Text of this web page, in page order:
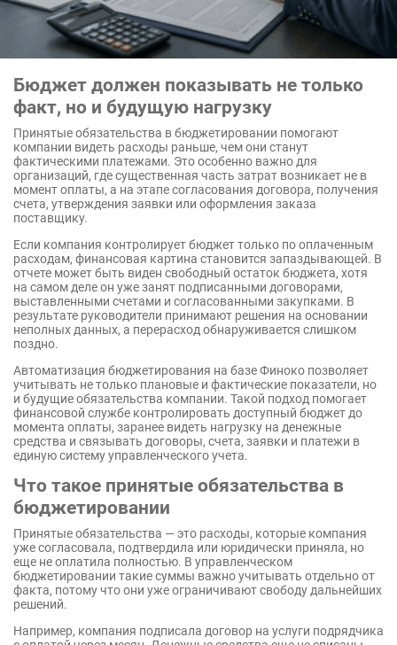
Бюджет должен показывать не только
факт, но и будущую нагрузку
Принятые обязательства в бюджетировании помогают
компании видеть расходы раньше, чем они станут
фактическими платежами. Это особенно важно для
организаций, где существенная часть затрат возникает не в
момент оплаты, а на этапе согласования договора, получения
счета, утверждения заявки или оформления заказа
поставщику.
Если компания контролирует бюджет только по оплаченным
расходам, финансовая картина становится запаздывающей. В
отчете может быть виден свободный остаток бюджета, хотя
на самом деле он уже занят подписанными договорами,
выставленными счетами и согласованными закупками. В
результате руководители принимают решения на основании
неполных данных, а перерасход обнаруживается слишком
поздно.
Автоматизация бюджетирования на базе Финоко позволяет
учитывать не только плановые и фактические показатели, но
и будущие обязательства компании. Такой подход помогает
финансовой службе контролировать доступный бюджет до
момента оплаты, заранее видеть нагрузку на денежные
средства и связывать договоры, счета, заявки и платежи в
единую систему управленческого учета.
Что такое принятые обязательства в
бюджетировании
Принятые обязательства — это расходы, которые компания
уже согласовала, подтвердила или юридически приняла, но
еще не оплатила полностью. В управленческом
бюджетировании такие суммы важно учитывать отдельно от
факта, потому что они уже ограничивают свободу дальнейших
решений.
Например, компания подписала договор на услуги подрядчика